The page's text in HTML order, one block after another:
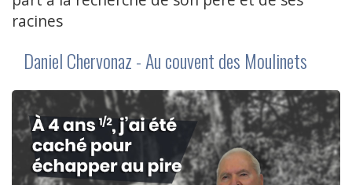
racines
Daniel Chervonaz - Au couvent des Moulinets